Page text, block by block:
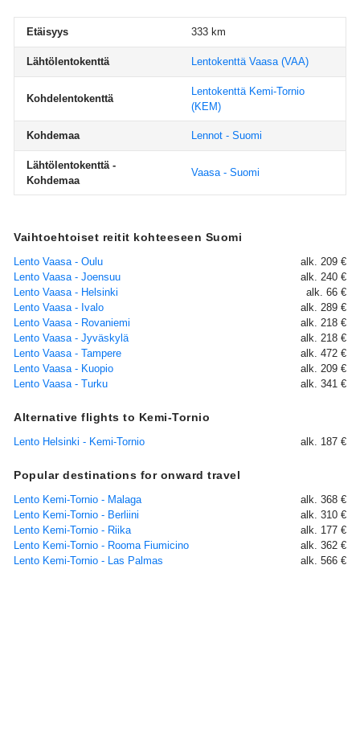
Etäisyys 333 km
Lähtölentokenttä Lentokenttä Vaasa(VAA)
Kohdelentokenttä
Lentokenttä Kemi-Tornio
(KEM)
Kohdemaa Lennot - Suomi
Lähtölentokenttä -
Kohdemaa
Vaasa - Suomi
Vaihtoehtoiset reitit kohteeseen Suomi
Lento Vaasa - Oulu
alk. 209 €
Lento Vaasa - Joensuu
alk. 240 €
Lento Vaasa - Helsinki
alk. 66 €
Lento Vaasa - Ivalo
alk. 289 €
Lento Vaasa - Rovaniemi
alk. 218 €
Lento Vaasa - Jyväskylä
alk. 218 €
Lento Vaasa - Tampere
alk. 472 €
Lento Vaasa - Kuopio
alk. 209 €
Lento Vaasa - Turku
alk. 341 €
Alternative flights to Kemi-Tornio
Lento Helsinki - Kemi-Tornio alk. 187 €
Popular destinations for onward travel
Lento Kemi-Tornio - Malaga
alk. 368 €
Lento Kemi-Tornio - Berliini
alk. 310 €
Lento Kemi-Tornio - Riika
alk. 177 €
Lento Kemi-Tornio - Rooma Fiumicino
alk. 362 €
Lento Kemi-Tornio - Las Palmas
alk. 566 €